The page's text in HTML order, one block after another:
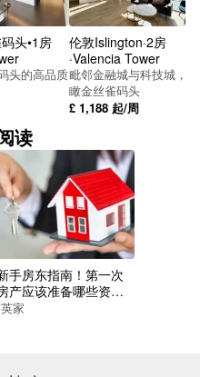
头•1房
头的高品质
伦敦Islington·2房
·Valencia Tower
毗邻金融城与科技城，俯
瞰金丝雀码头
£ 1,188 起/周
读
手房东指南！第一次
产应该准备哪些资
家